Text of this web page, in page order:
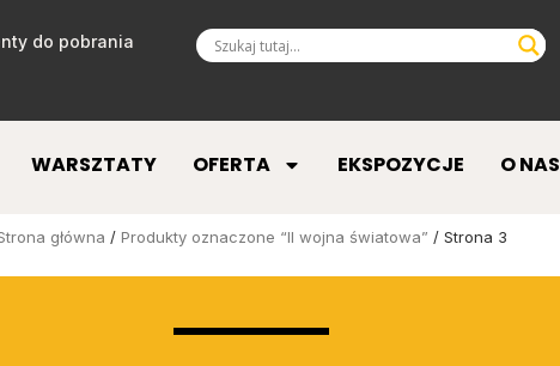
do pobrania
WARSZTATY OFERTA EKSPOZYCJE O NAS
główna / Produkty oznaczone “II wojna światowa” / Strona 3